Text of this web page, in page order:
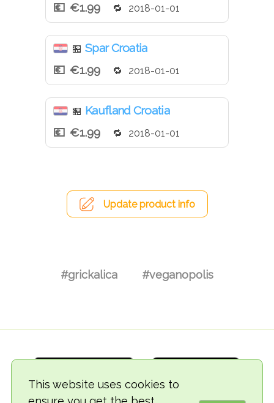
This website uses cookies to
€1.99
2018-01-01
🏪 Spar Croatia
€1.99
2018-01-01
🏪 Kaufland Croatia
€1.99
2018-01-01
Update product info
#grickalica #veganopolis